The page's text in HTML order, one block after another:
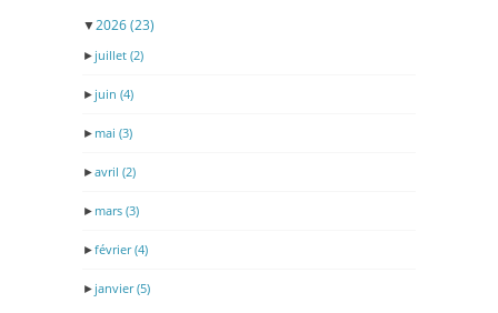
▼2026(23)
► juillet (2)
► juin (4)
► mai (3)
►avril (2)
► mars (3)
►février(4)
► janvier(5)